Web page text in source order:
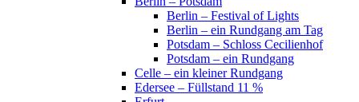
Berlin – Festival of Lights
Berlin – ein Rundgang am Tag
Potsdam – Schloss Cecilienhof
Potsdam – ein Rundgang
Celle – ein kleiner Rundgang
Edersee – Füllstand 11 %